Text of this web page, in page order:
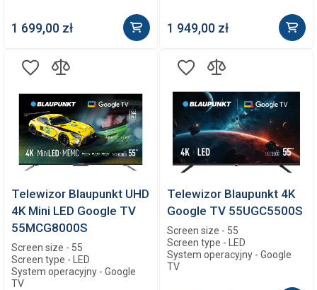
1 699,00 zł 1 949,00 zł
Telewizor Blaupunkt UHD
4K Mini LED Google TV
55MCG8000S
Screen size - 55
Screen type - LED
System operacyjny - Google
TV
Telewizor Blaupunkt 4K
Google TV 55UGC5500S
Screen size - 55
Screen type - LED
System operacyjny - Google
TV